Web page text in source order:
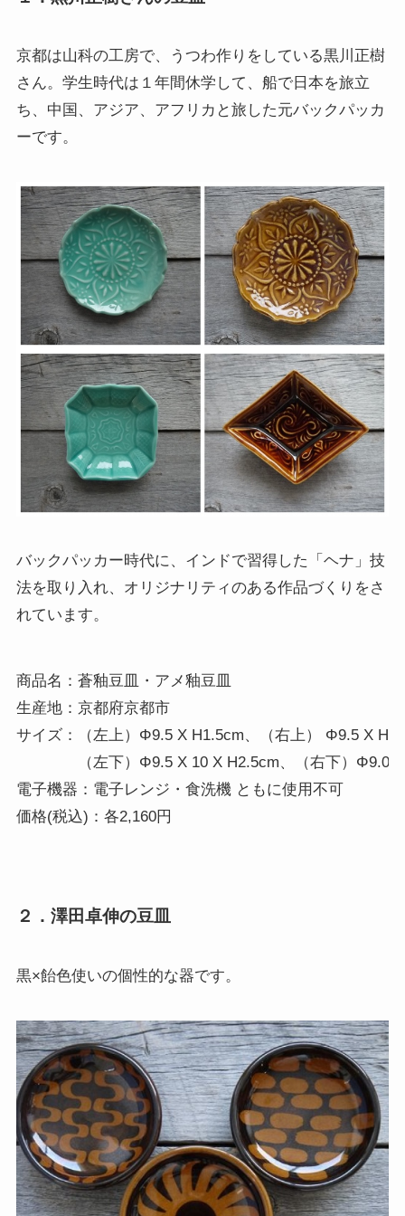
京都は山科の工房で、うつわ作りをしている黒川正樹
さん。学生時代は１年間休学して、船で日本を旅立
ち、中国、アジア、アフリカと旅した元バックパッカ
ーです。
バックパッカー時代に、インドで習得した「ヘナ」技
法を取り入れ、オリジナリティのある作品づくりをさ
れています。
商品名：蒼釉豆皿・アメ釉豆皿
生産地：京都府京都市
サイズ：（左上）Φ9.5 X H1.5cm、（右上） Φ9.5 X
（左下）Φ9.5 X 10 X H2.5cm、（右下）Φ9.0 X
電子機器：電子レンジ・食洗機 ともに使用不可
価格(税込)：各2,160円
２．澤田卓伸の豆皿
黒×飴色使いの個性的な器です。